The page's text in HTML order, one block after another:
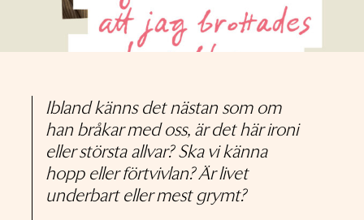
Glömt ditt lösenord?
Har du inget konto?
Skapa nytt konto
lilla ö – Martina
Mellberg och Sanna
tillbaka med en
rimfest
Ibland känns det nästan som om
han bråkar med oss, är det här ironi
eller största allvar? Ska vi känna
hopp eller förtvivlan? Är livet
underbart eller mest grymt?